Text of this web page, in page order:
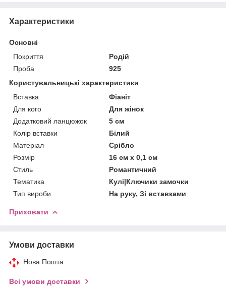
Характеристики
Основні
Покриття
Родій
Проба
925
Користувальницькі характеристики
Вставка
Фіаніт
Для кого
Для жінок
Додатковий ланцюжок
5 см
Колір вставки
Білий
Матеріал
Срібло
Розмір
16 см x 0,1 см
Стиль
Романтичний
Тематика
Кулі|Ключики замочки
Тип вироби
На руку, Зі вставками
Приховати
Умови доставки
Нова Пошта
Всі умови доставки